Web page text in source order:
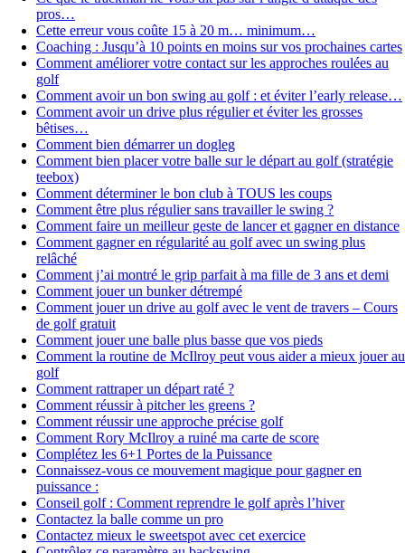
pros…
Cette erreur vous coûte 15 à 20 m… minimum…
Coaching : Jusqu’à 10 points en moins sur vos prochaines cartes
Comment améliorer votre contact sur les approches roulées au
golf
Comment avoir un bon swing au golf : et éviter l’early release…
Comment avoir un drive plus régulier et éviter les grosses
bêtises…
Comment bien démarrer un dogleg
Comment bien placer votre balle sur le départ au golf (stratégie
teebox)
Comment déterminer le bon club à TOUS les coups
Comment être plus régulier sans travailler le swing ?
Comment faire un meilleur geste de lancer et gagner en distance
Comment gagner en régularité au golf avec un swing plus
relâché
Comment j’ai montré le grip parfait à ma fille de 3 ans et demi
Comment jouer un bunker détrempé
Comment jouer un drive au golf avec le vent de travers – Cours
de golf gratuit
Comment jouer une balle plus basse que vos pieds
Comment la routine de McIlroy peut vous aider a mieux jouer au
golf
Comment rattraper un départ raté ?
Comment réussir à pitcher les greens ?
Comment réussir une approche précise golf
Comment Rory McIlroy a ruiné ma carte de score
Complétez les 6+1 Portes de la Puissance
Connaissez-vous ce mouvement magique pour gagner en
puissance :
Conseil golf : Comment reprendre le golf après l’hiver
Contactez la balle comme un pro
Contactez mieux le sweetspot avec cet exercice